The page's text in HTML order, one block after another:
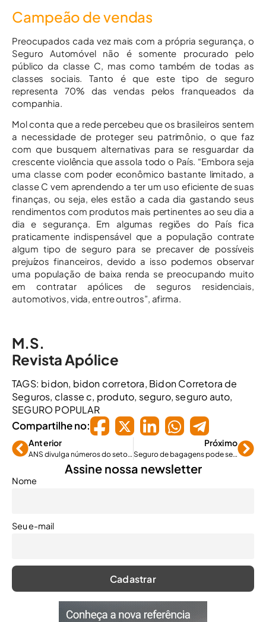
Campeão de vendas
Preocupados cada vez mais com a própria segurança, o
Seguro Automóvel não é somente procurado pelo
público da classe C, mas como também de todas as
classes sociais. Tanto é que este tipo de seguro
representa 70% das vendas pelos franqueados da
companhia.
Mol conta que a rede percebeu que os brasileiros sentem
a necessidade de proteger seu patrimônio, o que faz
com que busquem alternativas para se resguardar da
crescente violência que assola todo o País. “Embora seja
uma classe com poder econômico bastante limitado, a
classe C vem aprendendo a ter um uso eficiente de suas
finanças, ou seja, eles estão a cada dia gastando seus
rendimentos com produtos mais pertinentes ao seu dia a
dia e segurança. Em algumas regiões do País fica
praticamente indispensável que a população contrate
algum tipo de seguro para se precaver de possíveis
prejuízos financeiros, devido a isso podemos observar
uma população de baixa renda se preocupando muito
em contratar apólices de seguros residenciais,
automotivos, vida, entre outros”, afirma.
M.S.
Revista Apólice
TAGS: bidon, bidon corretora, Bidon Corretora de
Seguros, classe c, produto, seguro, seguro auto,
SEGURO POPULAR
Compartilhe no:
Anterior
ANS divulga números do setor relativos a março
Próximo
Seguro de bagagens pode ser obrigatório para as companhias aéreas
Assine nossa newsletter
Nome
Seu e-mail